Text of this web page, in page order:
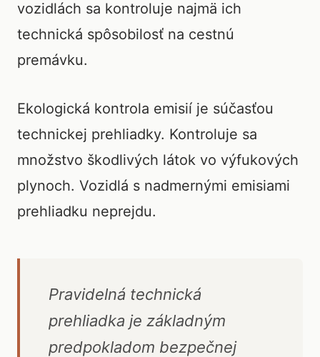
vozidlách sa kontroluje najmä ich
technická spôsobilosť na cestnú
premávku.
Ekologická kontrola emisií je súčasťou
technickej prehliadky. Kontroluje sa
množstvo škodlivých látok vo výfukových
plynoch. Vozidlá s nadmernými emisiami
prehliadku neprejdu.
Pravidelná technická
prehliadka je základným
predpokladom bezpečnej